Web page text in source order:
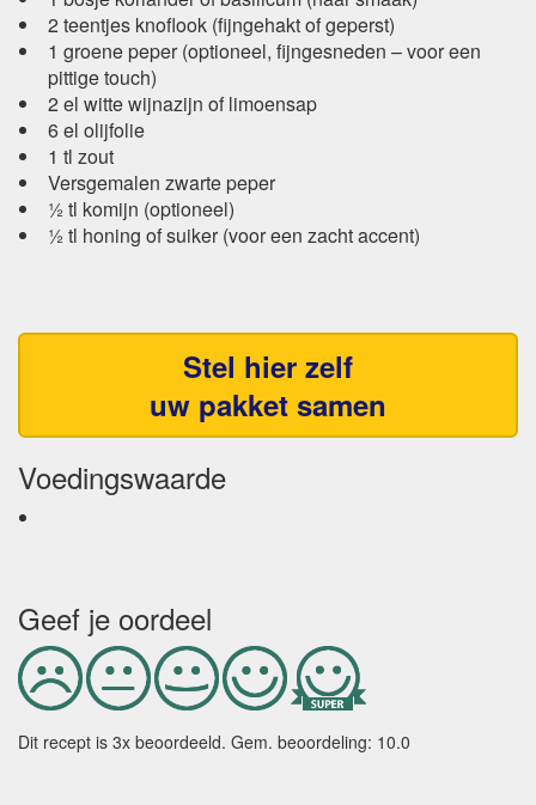
2 teentjes knoflook (fijngehakt of geperst)
1 groene peper (optioneel, fijngesneden – voor een
pittige touch)
2 el witte wijnazijn of limoensap
6 el olijfolie
1 tl zout
Versgemalen zwarte peper
½ tl komijn (optioneel)
½ tl honing of suiker (voor een zacht accent)
Stel hier zelf
uw pakket samen
Voedingswaarde
Geef je oordeel
Dit recept is 3x beoordeeld. Gem. beoordeling: 10.0